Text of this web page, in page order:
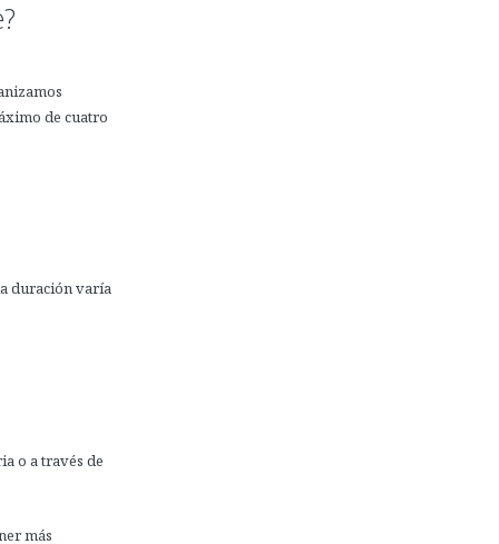
de cuatro
duración varía
o a través de
más